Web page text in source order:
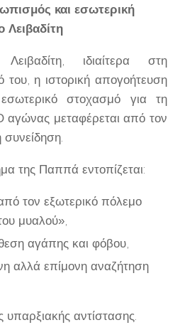
και εσωτερική
ιδιαίτερα στη
του, η ιστορική απογοήτευση
εσωτερικό στοχασμό για τη
μεταφέρεται από τον
της Παππά εντοπίζεται:
τον εξωτερικό πόλεμο
μυαλού»,
αγάπης και φόβου,
αλλά επίμονη αναζήτηση
υπαρξιακής αντίστασης.